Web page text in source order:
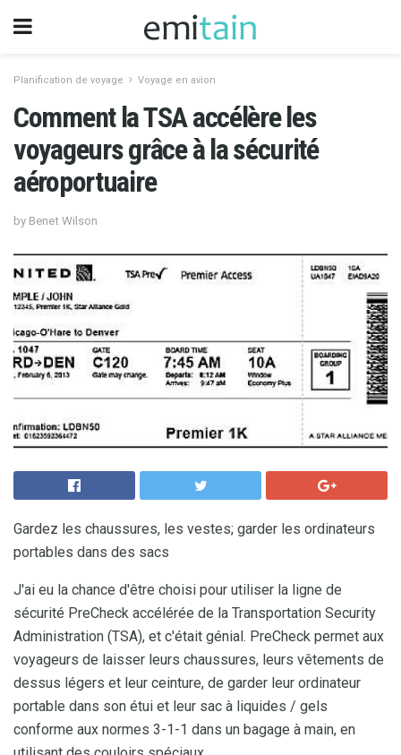
Planification de voyage Voyage en avion
Comment la TSA accélère les
voyageurs grâce à la sécurité
aéroportuaire
by Benet Wilson
Gardez les chaussures, les vestes; garder les ordinateurs
portables dans des sacs
J'ai eu la chance d'être choisi pour utiliser la ligne de
sécurité PreCheck accélérée de la Transportation Security
Administration (TSA), et c'était génial. PreCheck permet aux
voyageurs de laisser leurs chaussures, leurs vêtements de
dessus légers et leur ceinture, de garder leur ordinateur
portable dans son étui et leur sac à liquides / gels
conforme aux normes 3-1-1 dans un bagage à main, en